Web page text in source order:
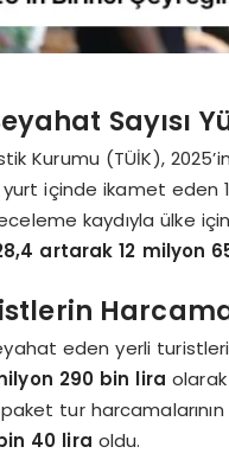
Sayısı
Kurumu (TÜİK),
içinde ikamet eden
kaydıyla ülke
artarak 12 milyon
eden yerli
290 bin lira
tur
40 lira oldu.